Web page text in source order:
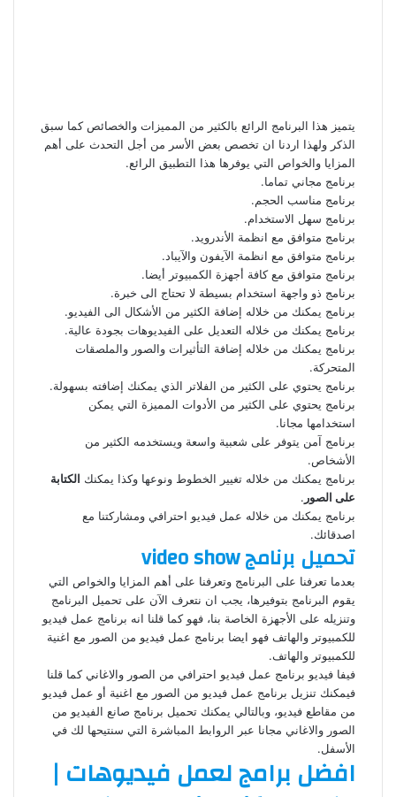
يتميز هذا البرنامج الرائع بالكثير من المميزات والخصائص كما سبق
الذكر ولهذا اردنا ان تخصص بعض الأسر من أجل التحدث على أهم
المزايا والخواص التي يوفرها هذا التطبيق الرائع.
برنامج مجاني تماما.
برنامج مناسب الحجم.
برنامج سهل الاستخدام.
برنامج متوافق مع انظمة الأندرويد.
برنامج متوافق مع انظمة الآيفون والآيباد.
برنامج متوافق مع كافة أجهزة الكمبيوتر أيضا.
برنامج ذو واجهة استخدام بسيطة لا تحتاج الى خبرة.
برنامج يمكنك من خلاله إضافة الكثير من الأشكال الى الفيديو.
برنامج يمكنك من خلاله التعديل على الفيديوهات بجودة عالية.
برنامج يمكنك من خلاله إضافة التأثيرات والصور والملصقات
المتحركة.
برنامج يحتوي على الكثير من الفلاتر الذي يمكنك إضافته بسهولة.
برنامج يحتوي على الكثير من الأدوات المميزة التي يمكن
استخدامها مجانا.
برنامج آمن يتوفر على شعبية واسعة ويستخدمه الكثير من
الأشخاص.
برنامج يمكنك من خلاله تغيير الخطوط ونوعها وكذا يمكنك الكتابة
على الصور .
برنامج يمكنك من خلاله عمل فيديو احترافي ومشاركتنا مع
اصدقائك.
تحميل برنامج video show
بعدما تعرفنا على البرنامج وتعرفنا على أهم المزايا والخواص التي
يقوم البرنامج بتوفيرها، يجب ان نتعرف الآن على تحميل البرنامج
وتنزيله على الأجهزة الخاصة بنا، فهو كما قلنا انه برنامج عمل فيديو
للكمبيوتر والهاتف فهو ايضا برنامج عمل فيديو من الصور مع اغنية
للكمبيوتر والهاتف.
فيفا فيديو برنامج عمل فيديو احترافي من الصور والاغاني كما قلنا
فيمكنك تنزيل برنامج عمل فيديو من الصور مع اغنية أو عمل فيديو
من مقاطع فيديو، وبالتالي يمكنك تحميل برنامج صانع الفيديو من
الصور والاغاني مجانا عبر الروابط المباشرة التي سنتيحها لك في
الأسفل.
افضل برامج لعمل فيديوهات |